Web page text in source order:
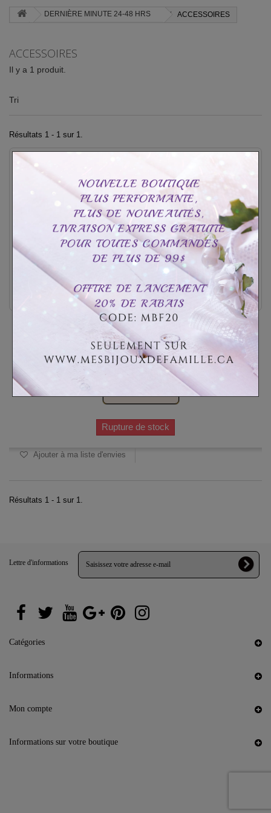
DERNIÈRE MINUTE 24-48 HRS ACCESSOIRES
ACCESSOIRES
Il y a 1 produit.
Tri
Résultats 1 - 1 sur 1.
Pince à cravate
CAD$39.99 CAD$59.99
Rupture de stock
Ajouter à ma liste d'envies
Résultats 1 - 1 sur 1.
Lettre d'informations
Catégories
Informations
Mon compte
Informations sur votre boutique